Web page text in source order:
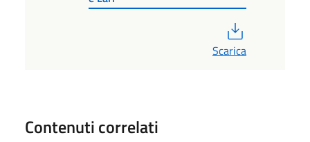
Scarica
Contenuti correlati